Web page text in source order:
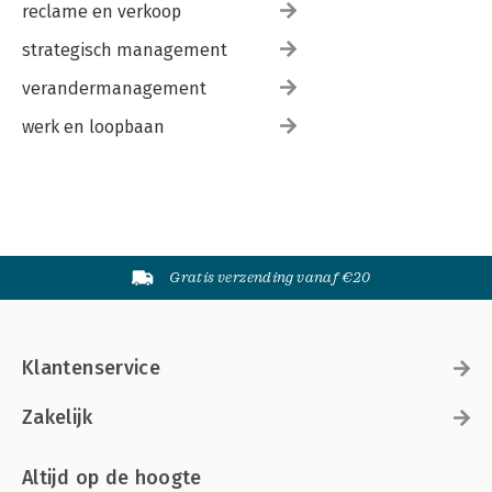
reclame en verkoop
strategisch management
verandermanagement
werk en loopbaan
Gratis verzending vanaf €20
Klantenservice
Zakelijk
Altijd op de hoogte